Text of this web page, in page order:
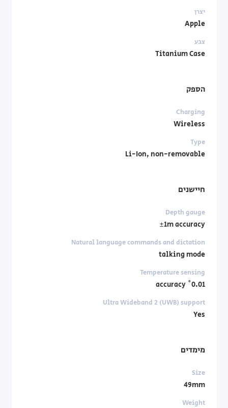
יצרן
Apple
צבע
Titanium Case
הספק
Charging
Wireless
Type
Li-Ion, non-removable
חיישנים
Depth gauge
±1m accuracy
Natural language commands and dictation
talking mode
Temperature sensing
0.01˚ accuracy
Ultra Wideband 2 (UWB) support
Yes
מימדים
Size
49mm
Weight